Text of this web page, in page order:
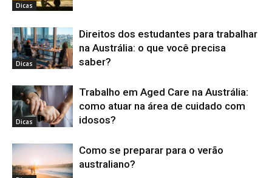
Dicas
Dicas
Direitos dos estudantes para trabalhar
na Austrália: o que você precisa
saber?
Dicas
Trabalho em Aged Care na Austrália:
como atuar na área de cuidado com
idosos?
Como se preparar para o verão
australiano?